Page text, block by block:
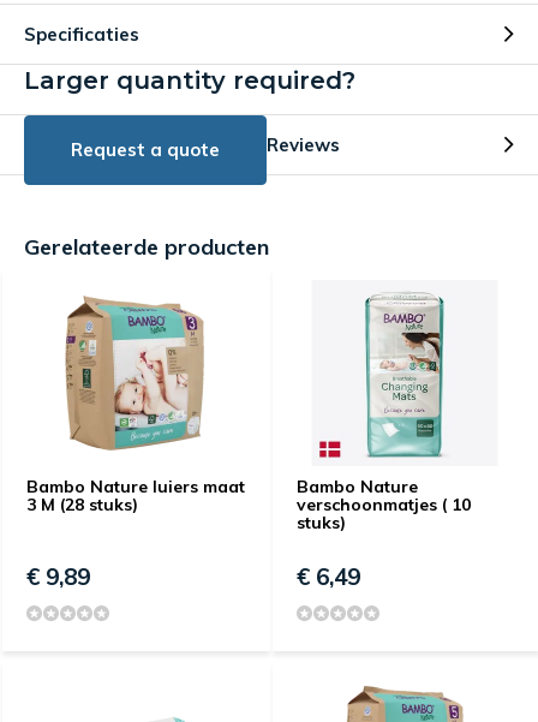
Specificaties
Larger quantity required?
Request a quote Reviews
Gerelateerde producten
Bambo Nature luiers maat
3 M (28 stuks)
€ 9,89
Bambo Nature
verschoonmatjes ( 10
stuks)
€ 6,49